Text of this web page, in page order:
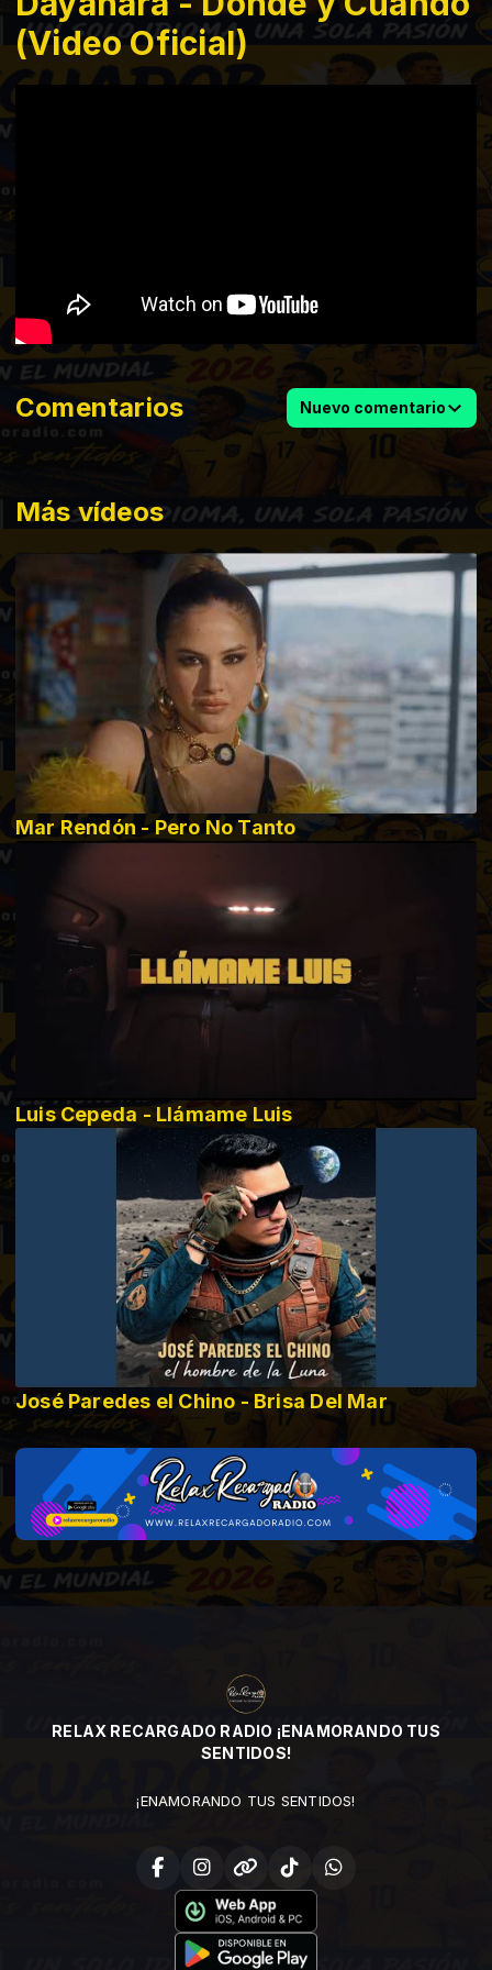
(Video Oficial)
Más vídeos
Mar Rendón - Pero No Tanto
Luis Cepeda - Llámame Luis
José Paredes el Chino - Brisa Del Mar
Comentarios Nuevo comentario
RELAX RECARGADO RADIO ¡ENAMORANDO TUS
SENTIDOS!
¡ENAMORANDO TUS SENTIDOS!